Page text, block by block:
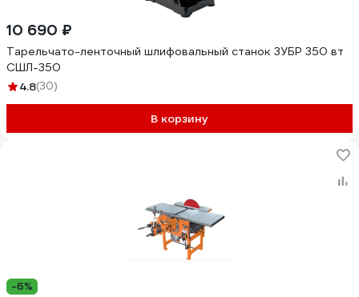
10 690 ₽
Тарельчато-ленточный шлифовальный станок ЗУБР 350 вт
СШЛ-350
4.8(30)
В корзину
-6%